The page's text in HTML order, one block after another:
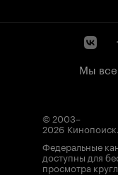
Мы
© 2003–
2026 Кинопоиск.
Федеральные
доступны для
просмотра